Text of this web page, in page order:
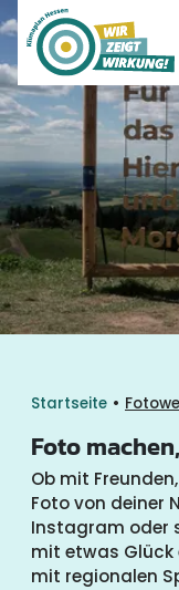
Startseite •
Foto
Ob mit
Foto von deiner
Instagram oder
mit etwas Glück
mit regionalen